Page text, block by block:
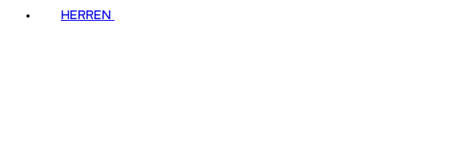
HERREN